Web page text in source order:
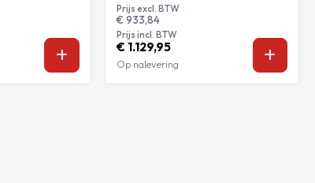
Prijs excl. BTW
€ 933,84
Prijs incl. BTW
€ 1.129,95
Op nalevering